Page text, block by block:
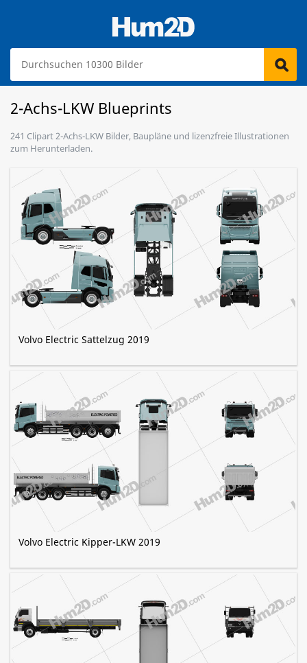
2-Achs-LKW Blueprints
241 Clipart 2-Achs-LKW Bilder, Baupläne und lizenzfreie Illustrationen
zum Herunterladen.
Volvo Electric Sattelzug 2019
Volvo Electric Kipper-LKW 2019